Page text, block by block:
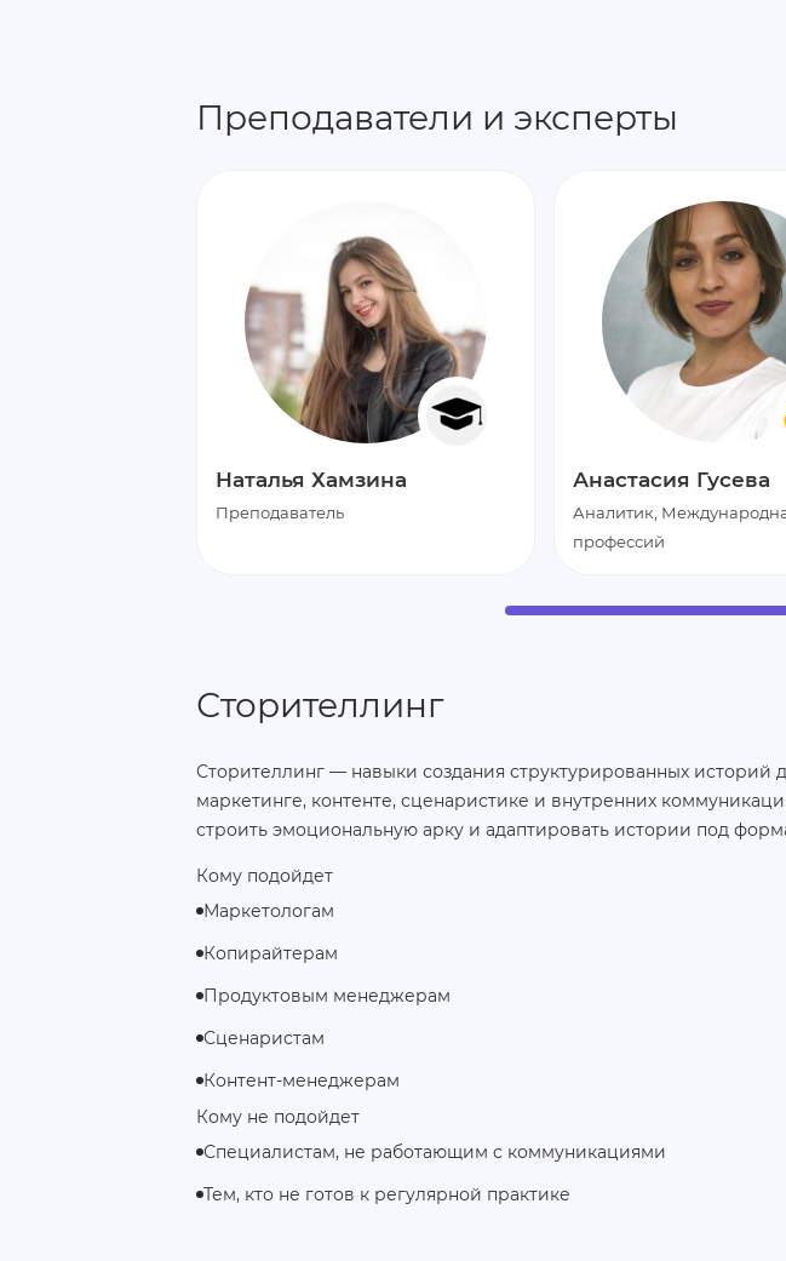
Преподаватели и эксперты
Наталья Хамзина
Преподаватель
Анастасия Гусева
Аналитик,
профессий
Сторителлинг
Сторителлинг — навыки создания структурированных
маркетинге, контенте, сценаристике и внутренних
строить эмоциональную арку и адаптировать истории под
Кому подойдет
Маркетологам
Копирайтерам
Продуктовым менеджерам
Сценаристам
Контент-менеджерам
Кому не подойдет
Специалистам, не работающим с коммуникациями
Тем, кто не готов к регулярной практике